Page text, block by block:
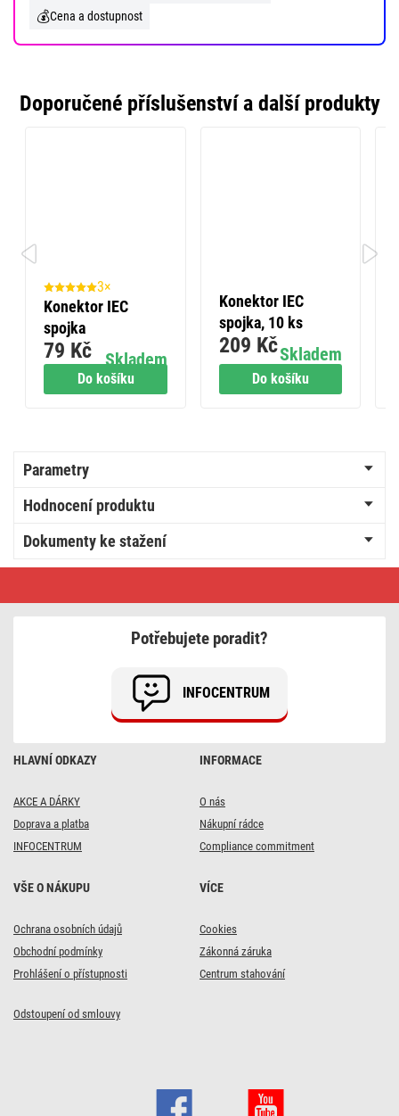
💰Cena a dostupnost
Doporučené příslušenství a další produkty
Do košíku
3×
Konektor IEC
spojka
Skladem
79 Kč
Do košíku
Konektor IEC
spojka, 10 ks
Skladem
209 Kč
Parametry
Hodnocení produktu
Dokumenty ke stažení
HLAVNÍ ODKAZY
AKCE A DÁRKY
Doprava a platba
INFOCENTRUM
INFORMACE
O nás
Nákupní rádce
Compliance commitment
VŠE O NÁKUPU
Ochrana osobních údajů
Obchodní podmínky
Prohlášení o přístupnosti
VÍCE
Cookies
Zákonná záruka
Centrum stahování
Odstoupení od smlouvy
Potřebujete poradit?
INFOCENTRUM